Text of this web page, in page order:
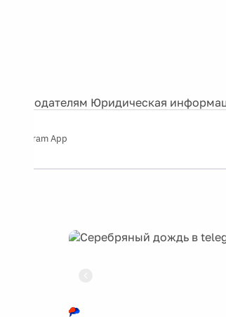
Рекламодателям Юридическая
Telegram App